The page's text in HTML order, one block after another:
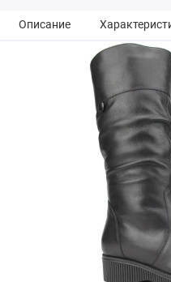
Описание